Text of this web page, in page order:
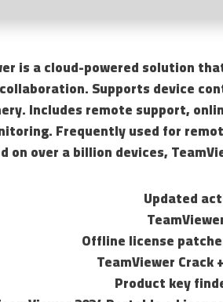
is a cloud-powered solution
collaboration. Supports device
Includes remote support,
Frequently used for
on over a billion devices,
Updated
Offline license
TeamViewer Crack
Product key